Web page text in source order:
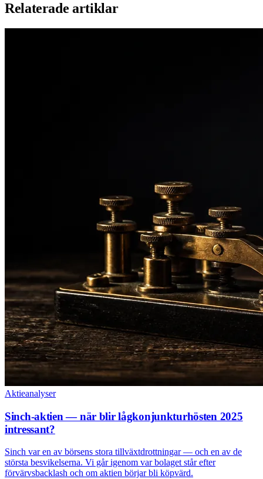
Relaterade artiklar
Aktieanalyser
Sinch-aktien — när blir lågkonjunkturhösten 2025
intressant?
Sinch var en av börsens stora tillväxtdrottningar — och en av de
största besvikelserna. Vi går igenom var bolaget står efter
förvärvsbacklash och om aktien börjar bli köpvärd.